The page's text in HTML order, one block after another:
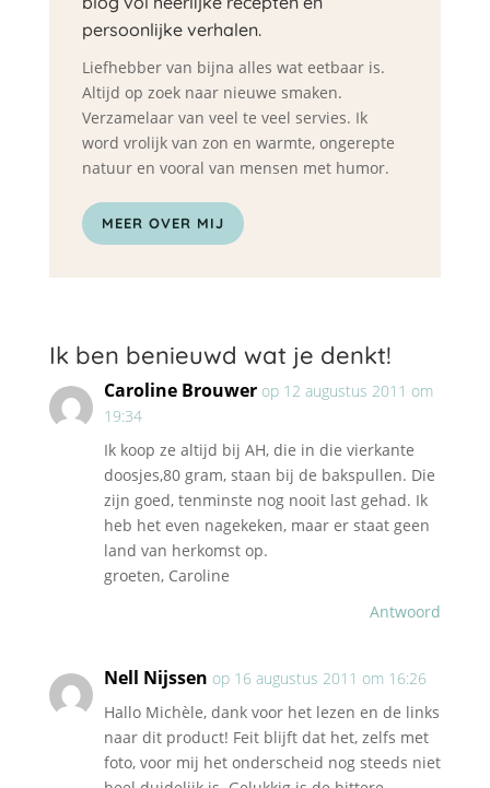
persoonlijke verhalen.
Liefhebber van bijna alles wat eetbaar is.
Altijd op zoek naar nieuwe smaken.
Verzamelaar van veel te veel servies. Ik
word vrolijk van zon en warmte, ongerepte
natuur en vooral van mensen met humor.
MEER OVER MIJ
Ik ben benieuwd wat je denkt!
Caroline Brouwer op 12 augustus 2011 om
19:34
Ik koop ze altijd bij AH, die in die vierkante
doosjes,80 gram, staan bij de bakspullen. Die
zijn goed, tenminste nog nooit last gehad. Ik
heb het even nagekeken, maar er staat geen
land van herkomst op.
groeten, Caroline
Antwoord
Nell Nijssen op 16 augustus 2011 om 16:26
Hallo Michèle, dank voor het lezen en de links
naar dit product! Feit blijft dat het, zelfs met
foto, voor mij het onderscheid nog steeds niet